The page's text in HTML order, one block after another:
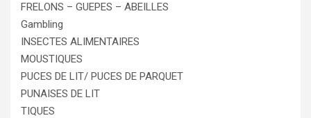
FRELONS – GUEPES – ABEILLES
Gambling
INSECTES ALIMENTAIRES
MOUSTIQUES
PUCES DE LIT/ PUCES DE PARQUET
PUNAISES DE LIT
TIQUES